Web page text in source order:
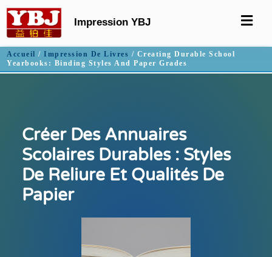
Impression YBJ
Accueil / Impression De Livres / Creating Durable School
Yearbooks: Binding Styles And Paper Grades
Créer Des Annuaires
Scolaires Durables : Styles
De Reliure Et Qualités De
Papier